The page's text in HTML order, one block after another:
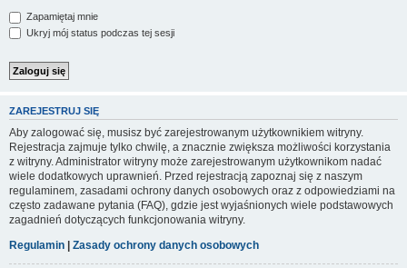
Zapamiętaj mnie
Ukryj mój status podczas tej sesji
ZAREJESTRUJ SIĘ
Aby zalogować się, musisz być zarejestrowanym użytkownikiem witryny.
Rejestracja zajmuje tylko chwilę, a znacznie zwiększa możliwości korzystania
z witryny. Administrator witryny może zarejestrowanym użytkownikom nadać
wiele dodatkowych uprawnień. Przed rejestracją zapoznaj się z naszym
regulaminem, zasadami ochrony danych osobowych oraz z odpowiedziami na
często zadawane pytania (FAQ), gdzie jest wyjaśnionych wiele podstawowych
zagadnień dotyczących funkcjonowania witryny.
Regulamin | Zasady ochrony danych osobowych